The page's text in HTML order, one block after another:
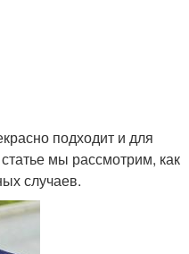
подходит и для
мы рассмотрим, как
случаев.